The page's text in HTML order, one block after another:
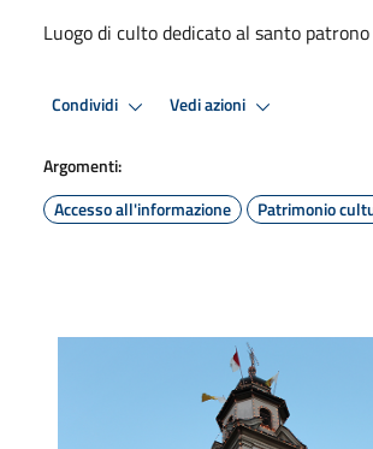
Luogo di culto dedicato al santo patrono
Condividi Vedi azioni
Argomenti:
Accesso all'informazione
Patrimonio